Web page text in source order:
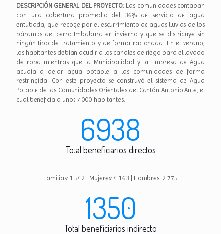
DESCRIPCIÓN GENERAL DEL PROYECTO: Las comunidades contaban
con una cobertura promedio del 36% de servicio de agua
entubada, que recoge por el escurrimiento de aguas lluvias de los
páramos del cerro Imbabura en invierno y que se distribuye sin
ningún tipo de tratamiento y de forma racionada. En el verano,
los habitantes debían acudir a los canales de riego para el lavado
de ropa mientras que la Municipalidad y la Empresa de Agua
acudía a dejar agua potable a las comunidades de forma
restringida. Con este proyecto se construyó el sistema de Agua
Potable de las Comunidades Orientales del Cantón Antonio Ante, el
cual beneficia a unos 7.000 habitantes.
6938
Total beneficiarios directos
Familias: 1.542 | Mujeres: 4.163 | Hombres: 2.775
1350
Total beneficiarios indirecto